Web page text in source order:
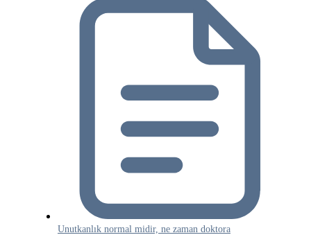
Unutkanlık normal midir, ne zaman doktora